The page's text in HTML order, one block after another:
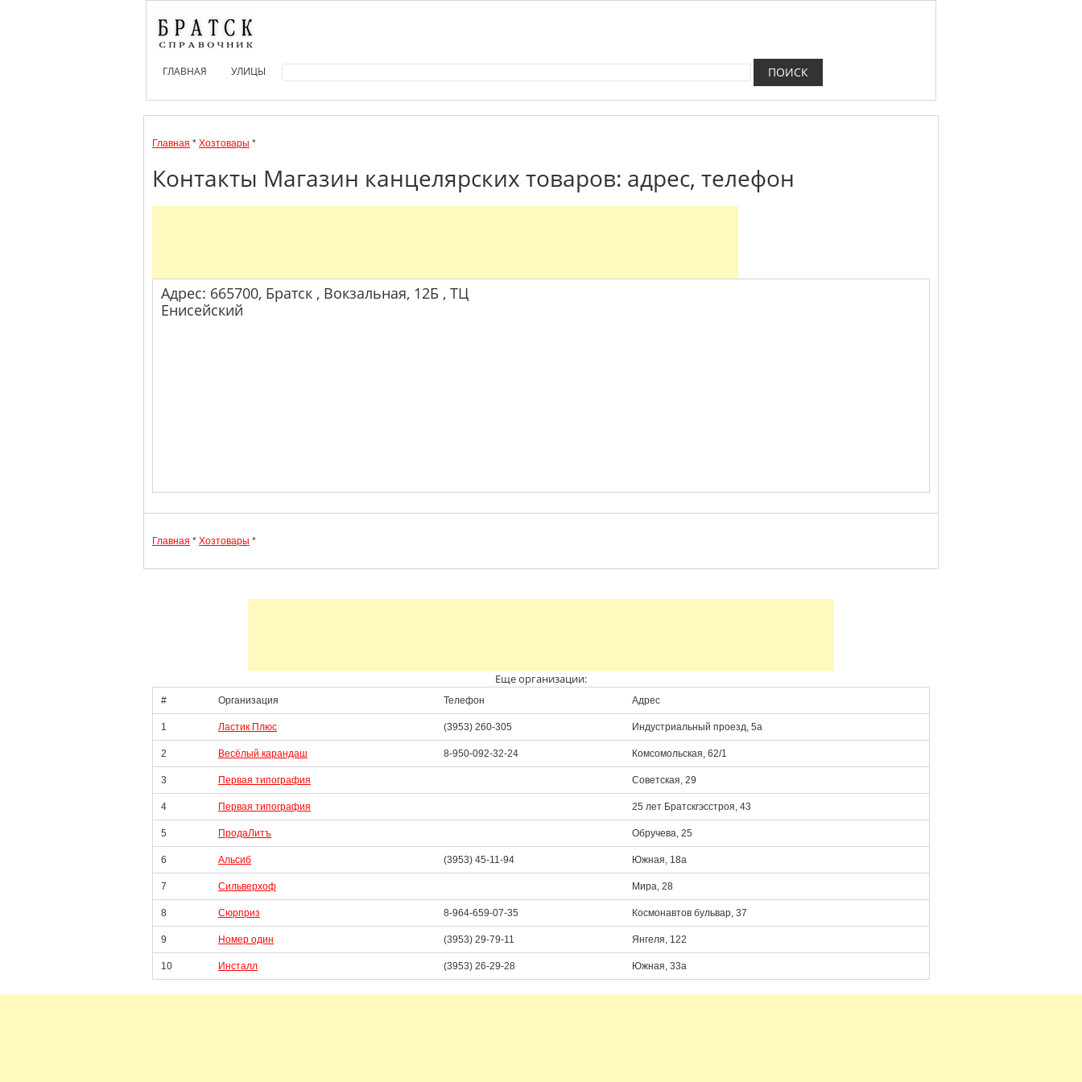
ГЛАВНАЯ УЛИЦЫ
Главная * Хозтовары *
Контакты Магазин канцелярских товаров: адрес, телефон
Адрес: 665700, Братск , Вокзальная, 12Б , ТЦ
Енисейский
Главная * Хозтовары *
Еще организации:
# Организация Телефон Адрес
1 Ластик Плюс (3953) 260-305 Индустриальный проезд, 5а
2 Весёлый карандаш 8-950-092-32-24 Комсомольская, 62/1
3 Первая типография Советская, 29
4 Первая типография 25 лет Братскгэсстроя, 43
5 ПродаЛитъ Обручева, 25
6 Альсиб (3953) 45-11-94 Южная, 18а
7 Сильверхоф Мира, 28
8 Сюрприз 8-964-659-07-35 Космонавтов бульвар, 37
9 Номер один (3953) 29-79-11 Янгеля, 122
10 Инсталл (3953) 26-29-28 Южная, 33а